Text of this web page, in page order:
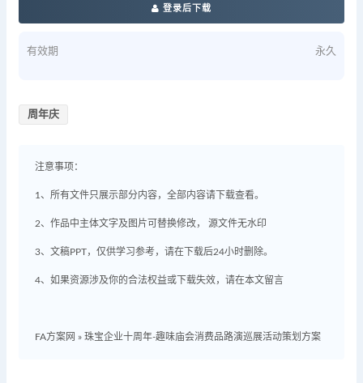
登录后下载
有效期 永久
周年庆
注意事项：
1、所有文件只展示部分内容，全部内容请下载查看。
2、作品中主体文字及图片可替换修改， 源文件无水印
3、文稿PPT，仅供学习参考，请在下载后24小时删除。
4、如果资源涉及你的合法权益或下载失效，请在本文留言
FA方案网 » 珠宝企业十周年-趣味庙会消费品路演巡展活动策划方案